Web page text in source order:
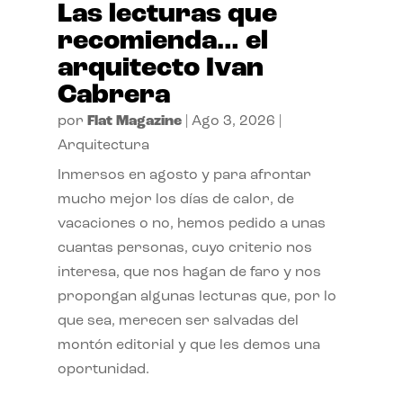
Las lecturas que
recomienda… el
arquitecto Ivan
Cabrera
por Flat Magazine| Ago 3, 2026
Arquitectura
Inmersos en agosto y para afrontar
mucho mejor los días de calor, de
vacaciones o no, hemos pedido a unas
cuantas personas, cuyo criterio nos
interesa, que nos hagan de faro y nos
propongan algunas lecturas que, por lo
que sea, merecen ser salvadas del
montón editorial y que les demos una
oportunidad.